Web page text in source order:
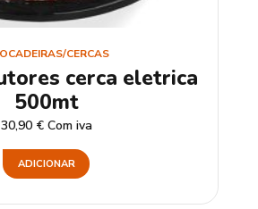
CERCAS
cerca eletrica
500mt
30,90 € Com iva
ADICIONAR